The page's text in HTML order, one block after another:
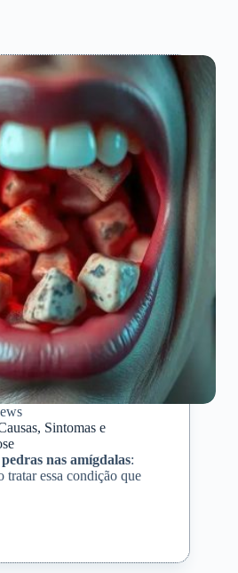
Sintomas e
pedras nas amígdalas:
tratar essa condição que